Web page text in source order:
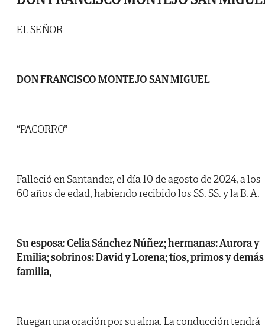
EL SEÑOR
DON FRANCISCO MONTEJO SAN MIGUEL
“PACORRO”
Falleció en Santander, el día 10 de agosto de 2024, a los
60 años de edad, habiendo recibido los SS. SS. y la B. A.
Su esposa: Celia Sánchez Núñez; hermanas: Aurora y
Emilia; sobrinos: David y Lorena; tíos, primos y demás
familia,
Ruegan una oración por su alma. La conducción tendrá